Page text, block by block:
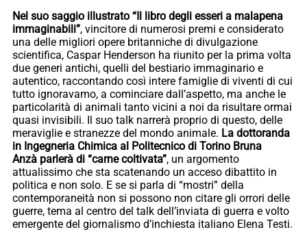
Nel suo saggio illustrato “Il libro degli esseri a malapena
immaginabili”, vincitore di numerosi premi e considerato
una delle migliori opere britanniche di divulgazione
scientifica, Caspar Henderson ha riunito per la prima volta
due generi antichi, quelli del bestiario immaginario e
autentico, raccontando così intere famiglie di viventi di cui
tutto ignoravamo, a cominciare dall’aspetto, ma anche le
particolarità di animali tanto vicini a noi da risultare ormai
quasi invisibili. Il suo talk narrerà proprio di questo, delle
meraviglie e stranezze del mondo animale. La dottoranda
in Ingegneria Chimica al Politecnico di Torino Bruna
Anzà parlerà di “carne coltivata”, un argomento
attualissimo che sta scatenando un acceso dibattito in
politica e non solo. E se si parla di “mostri” della
contemporaneità non si possono non citare gli orrori delle
guerre, tema al centro del talk dell’inviata di guerra e volto
emergente del giornalismo d’inchiesta italiano Elena Testi.